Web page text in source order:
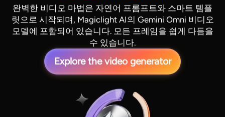
완벽한 비디오 마법은 자연어 프롬프트와 스마트 템플
릿으로 시작되며, Magiclight AI의 Gemini Omni 비디오
모델에 포함되어 있습니다. 모든 프레임을 쉽게 다듬을
수 있습니다.
Explore the video generator